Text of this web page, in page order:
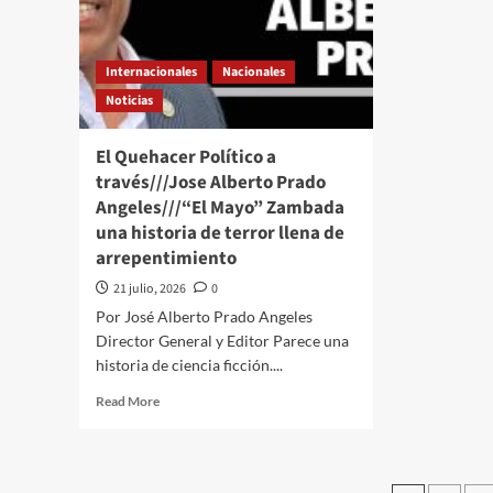
y
su
llamado
a
Paz
nuclear
Internacionales
Nacionales
Noticias
El Quehacer Político a
través///Jose Alberto Prado
Angeles///“El Mayo” Zambada
una historia de terror llena de
arrepentimiento
21 julio, 2026
0
Por José Alberto Prado Angeles
Director General y Editor Parece una
historia de ciencia ficción....
Read MoreRead